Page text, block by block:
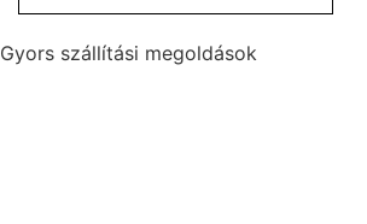
Gyors szállítási megoldások